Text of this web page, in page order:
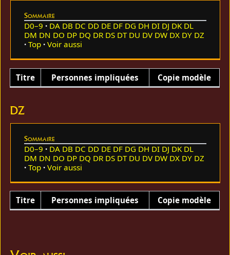
Sommaire
D0–9 DA DB DC DD DE DF DG DH DI DJ DK DL
DM DN DO DP DQ DR DS DT DU DV DW DX DY DZ
Top
Voir aussi
Titre Personnes impliquées Copie modèle
DZ
Sommaire
D0–9 DA DB DC DD DE DF DG DH DI DJ DK DL
DM DN DO DP DQ DR DS DT DU DV DW DX DY DZ
Top
Voir aussi
Titre Personnes impliquées Copie modèle